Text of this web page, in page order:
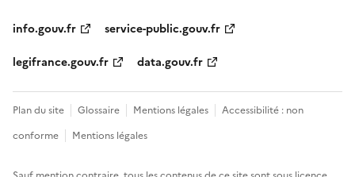
info.gouv.fr
service-public.gouv.fr
legifrance.gouv.fr
data.gouv.fr
Plan du site Glossaire Mentions légales
Accessibilité : non
conforme
Mentions légales